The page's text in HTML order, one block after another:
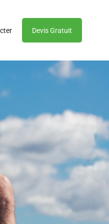
Devis Gratuit